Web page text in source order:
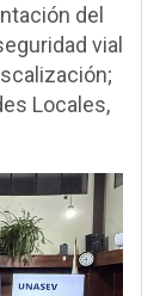
del
vial
Locales,